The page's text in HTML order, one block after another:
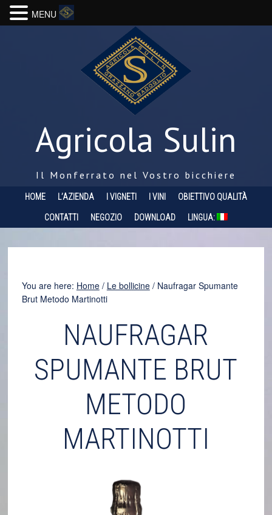
Agricola Sulin
Il Monferrato nel Vostro bicchiere
HOME L’AZIENDA I VIGNETI I VINI OBIETTIVO QUALITÀ
CONTATTI NEGOZIO DOWNLOAD LINGUA:
You are here: Home / Le bollicine /Naufragar Spumante
Brut Metodo Martinotti
NAUFRAGAR
SPUMANTE BRUT
METODO
MARTINOTTI
MENU